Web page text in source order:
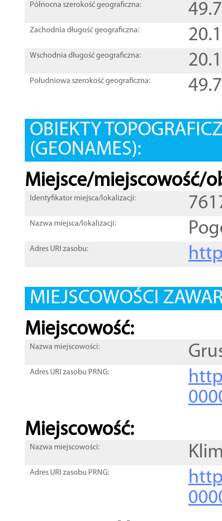
Północna szerokość geograficzna:
Zachodnia długość geograficzna:
Wschodnia długość geograficzna:
Południowa szerokość geograficzna:
OBIEKTY
(GEONAMES):
Miejsce/miejscowość/
Identyfikator miejsca/lokalizacji:
Nazwa miejsca/lokalizacji:
Adres URI zasobu:
MIEJSCOWOŚCI
Miejscowość:
Nazwa miejscowości:
Adres URI zasobu PRNG:
Miejscowość:
Nazwa miejscowości:
Adres URI zasobu PRNG: